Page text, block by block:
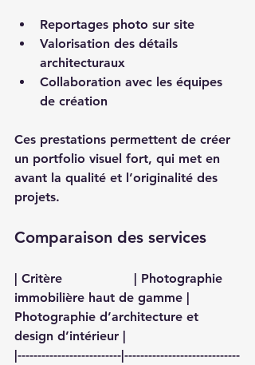
Reportages photo sur site
Valorisation des détails
architecturaux
Collaboration avec les équipes
de création
Ces prestations permettent de créer
un portfolio visuel fort, qui met en
avant la qualité et l’originalité des
projets.
Comparaison des services
| Critère                  | Photographie
immobilière haut de gamme |
Photographie d’architecture et
design d’intérieur |
|--------------------------|-----------------------------